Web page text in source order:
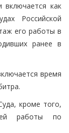
как
Российской
его работы в
ранее в
время
кроме того,
работы по